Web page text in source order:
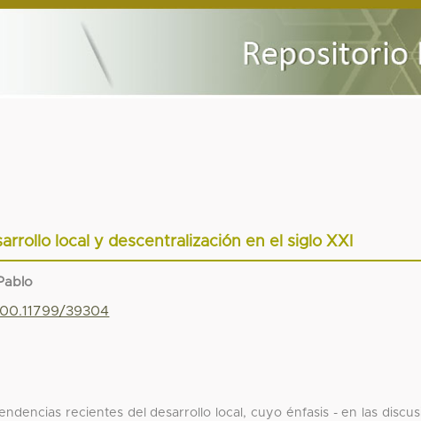
local y descentralización en el siglo XXI
39304
recientes del desarrollo local, cuyo énfasis - en las